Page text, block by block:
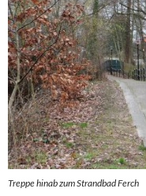
Treppe hinab zum Strandbad Ferch